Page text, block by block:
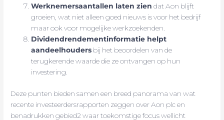
Werknemersaantallen laten zien dat Aon blijft
groeien, wat niet alleen goed nieuws is voor het bedrijf
maar ook voor mogelijke werkzoekenden.
Dividendrendementinformatie helpt
aandeelhouders bij het beoordelen van de
terugkerende waarde die ze ontvangen op hun
investering.
Deze punten bieden samen een breed panorama van wat
recente investeerdersrapporten zeggen over Aon plc en
benadrukken gebied2 waar toekomstige focus wellicht